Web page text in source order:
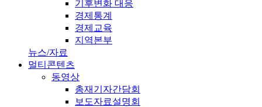
기후변화 대응
경제통계
경제교육
지역본부
뉴스/자료
멀티콘텐츠
동영상
총재기자간담회
보도자료설명회